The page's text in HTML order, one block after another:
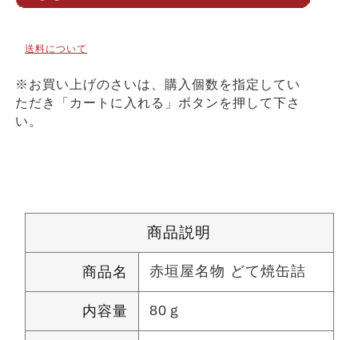
送料について
※お買い上げのさいは、購入個数を指定してい
ただき「カートに入れる」ボタンを押して下さ
い。
商品説明
商品名 赤垣屋名物 どて焼缶詰
内容量 80ｇ